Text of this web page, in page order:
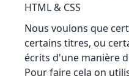
HTML & CSS
Nous voulons que
certains titres, ou
écrits d'une manière
Pour faire cela on